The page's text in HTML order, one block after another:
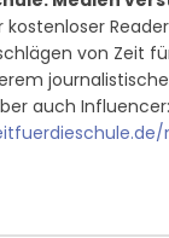
von Zeit
auch